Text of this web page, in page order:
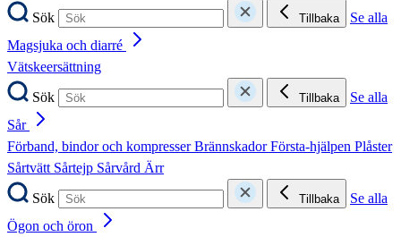
Sök
Tillbaka
Se alla
Magsjuka och diarré
Vätskeersättning
Sök
Tillbaka
Se alla
Sår
Förband, bindor och kompresserBrännskadorFörsta-hjälpen Plåster
Sårtvätt Sårtejp Sårvård Ärr
Sök
Tillbaka
Se alla
Ögon och öron